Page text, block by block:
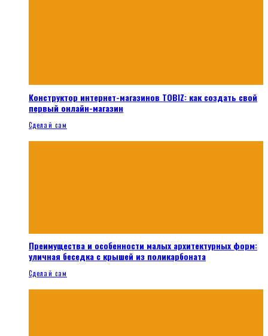
Конструктор интернет-магазинов TOBIZ: как создать свой
первый онлайн-магазин
Сделай сам
Преимущества и особенности малых архитектурных форм:
уличная беседка с крышей из поликарбоната
Сделай сам